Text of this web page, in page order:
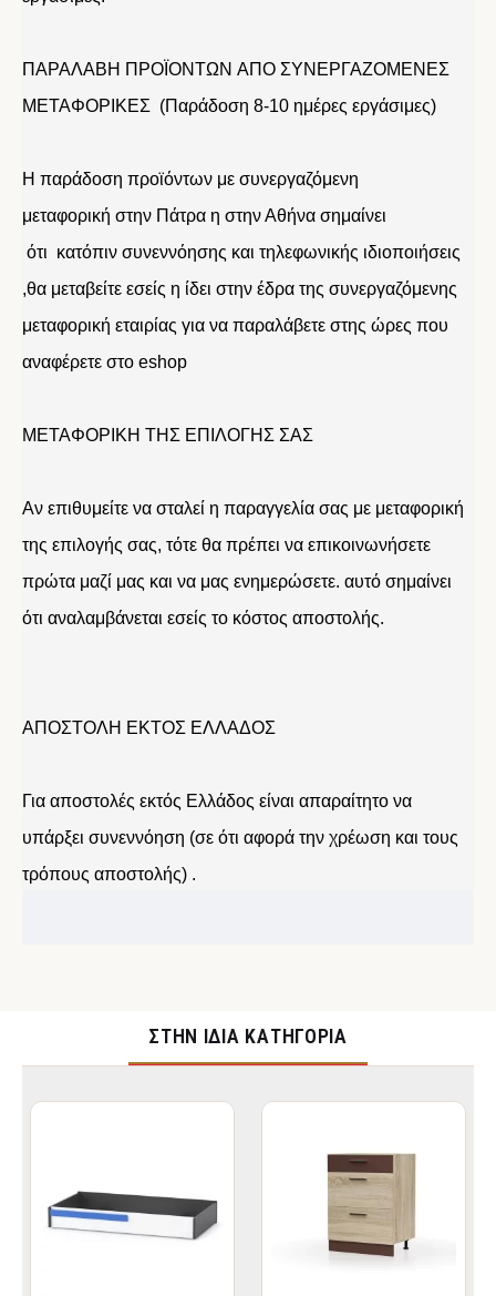
ΠΑΡΑΛΑΒΗ ΠΡΟΪΟΝΤΩΝ ΑΠΟ ΣΥΝΕΡΓΑΖΟΜΕΝΕΣ
ΜΕΤΑΦΟΡΙΚΕΣ (Παράδοση 8-10 ημέρες εργάσιμες)
Η παράδοση προϊόντων με συνεργαζόμενη
μεταφορική στην Πάτρα η στην Αθήνα σημαίνει
ότι κατόπιν συνεννόησης και τηλεφωνικής ιδιοποιήσεις
,θα μεταβείτε εσείς η ίδει στην έδρα της συνεργαζόμενης
μεταφορική εταιρίας για να παραλάβετε στης ώρες που
αναφέρετε στο eshop
ΜΕΤΑΦΟΡΙΚΗ ΤΗΣ ΕΠΙΛΟΓΗΣ ΣΑΣ
Αν επιθυμείτε να σταλεί η παραγγελία σας με μεταφορική
της επιλογής σας, τότε θα πρέπει να επικοινωνήσετε
πρώτα μαζί μας και να μας ενημερώσετε. αυτό σημαίνει
ότι αναλαμβάνεται εσείς το κόστος αποστολής.
ΑΠΟΣΤΟΛΗ ΕΚΤΟΣ ΕΛΛΑΔΟΣ
Για αποστολές εκτός Ελλάδος είναι απαραίτητο να
υπάρξει συνεννόηση (σε ότι αφορά την χρέωση και τους
τρόπους αποστολής) .
ΣΤΉΝ ΊΔΙΑ ΚΑΤΗΓΟΡΊΑ